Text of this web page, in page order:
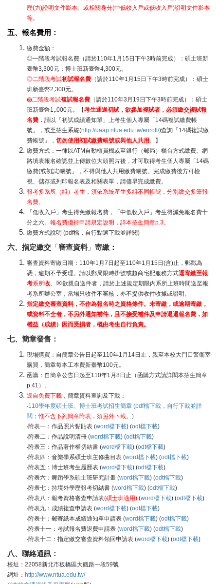
歷(力)證明文件影本、或相關身分(中低收入戶或低收入戶)證明文件影本
等。
五、報名費用：
繳費金額：
◎一階段考試報名費（請於110年1月15日下午3時前完成）：碩士班新
臺幣3,300元；博士班新臺幣4,300元。
◎二階段考試初試報名費 （請於110年1月15日下午3時前完成）：碩士
班新臺幣2,300元。
◎二階段考試複試報名費 （請於110年3月19日下午3時前完成）：碩士
班新臺幣1,.000元。【考生通過初試，欲參加複試者，必須繳交複試報
名費． 請以「初試成績通知單」上考生個人專屬「14碼複試繳費帳
號」，或至招生系統(http://uaap.ntua.edu.tw/enroll/)查詢「14碼複試繳
費帳號」， 切勿使用初試繳費帳號或與他人共用 。】
繳費方式：一律以ATM自動櫃員機或至銀行（郵局）櫃台方式繳費。網
路填表報名確認並上傳數位大頭照片後，才可取得考生個人專屬「14碼
繳費(或初試)帳號」，不得與他人共用繳費帳號。完成繳費後方可檢
視、儲存或列印報名表及相關表單，請儘早完成繳費。
報考多系所（組）考生，須依系統產生多組不同帳號，分別繳交多筆報
名費。
「低收入戶」考生得免繳報名費，「中低收入戶」考生得減免報名費十
分之六。 報名費優待申請規定說明，詳本招生簡章p.3。
繳費方式說明 (pdf檔，自行點選下載並詳閱)
六、指定繳交 「審查資料 」 寄繳：
審查資料寄繳日期：110年1月7日起至110年1月15日(含)止，郵戳為
憑，逾期不予受理。請以郵局限時掛號或超商宅配服務方式逕寄繳至報
考系所收。 ※欲親自送件者，請於上述規定期限內系所上班時間送至報
考系所辦公室，當場只收件不審核，亦不提供收件收據或證明。
指定繳交審查資料，不作為報名時之資格條件。未寄繳，或逾期寄繳，
或資料不全者，不另外通知補件，且不接受補件及申請退還報名費，如
權益（成績）因而受損者，概由考生自行負責。
七、簡章發售：
現場購買：自簡章公告日起至110年1月14日止，親至本校大門口警衛室
購買，簡章每本工本費新臺幣100元。
函購：自簡章公告日起至110年1月8日止（函購方式請詳閱本招生簡章
p.41）。
逕自免費下載 ，簡章資料查詢及下載：
‧110學年度碩士班、博士班考試招生簡章 (pdf檔下載，自行下載並詳
閱；惟不含下列簡章附表，須另外下載。 )
‧附表一：作品照片黏貼表 (word檔下載) (odt檔下載)
‧附表二：作品說明清冊 (word檔下載) (odt檔下載)
‧附表三：作品著作權切結書 (word檔下載) (odt檔下載)
‧附表四：音樂學系碩士班主修曲目表 (word檔下載) (odt檔下載)
‧附表五：博士班考生履歷表 (word檔下載) (odt檔下載)
‧附表六：舞蹈學系碩士班研究計畫 (word檔下載) (odt檔下載)
‧附表七：持境外學歷報考切結書 (word檔下載) (odt檔下載)
‧附表八：報考資格審查申請表(碩士班適用) (word檔下載) (odt檔下載)
‧附表九：成績複查申請表 (word檔下載) (odt檔下載)
‧附表十：郵寄紙本成績通知單申請表 (word檔下載) (odt檔下載)
‧附表十一：考試報名費退費申請表 (word檔下載) (odt檔下載)
‧附表十二：指定繳交審查資料領回申請表 (word檔下載) (odt檔下載)
八、聯絡通訊：
校址：22058新北市板橋區大觀路一段59號
網址： http://www.ntua.edu.tw/